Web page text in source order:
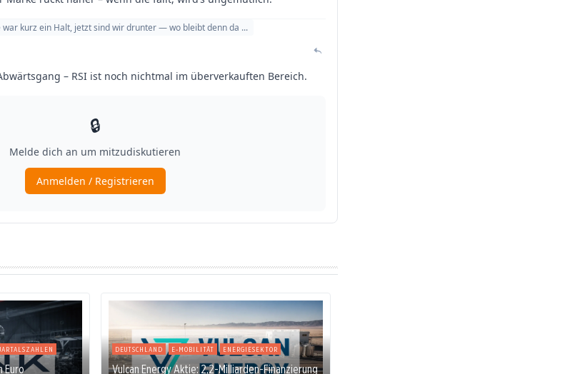
Euro
DEUTSCHLAND E-MOBILITÄT ENERGIESEKTOR
Vulcan Energy Aktie: 2,2-Milliarden-Finanzierung